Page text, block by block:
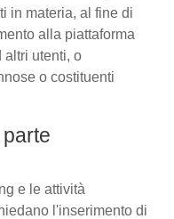
in materia, al fine di
alla piattaforma
altri utenti, o
o costituenti
e le attività
l'inserimento di